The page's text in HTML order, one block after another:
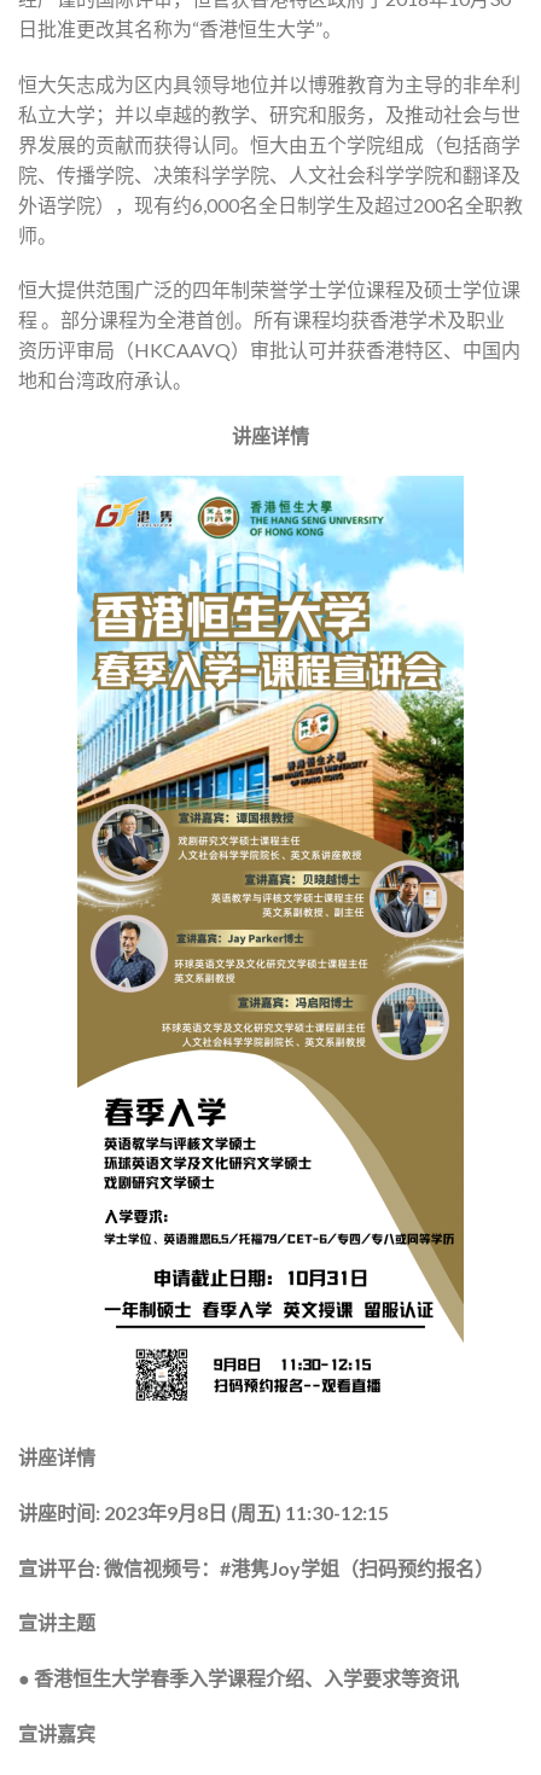
日批准更改其名称为“香港恒生大学”。
恒大矢志成为区内具领导地位并以博雅教育为主导的非牟利
私立大学；并以卓越的教学、研究和服务，及推动社会与世
界发展的贡献而获得认同。恒大由五个学院组成（包括商学
院、传播学院、决策科学学院、人文社会科学学院和翻译及
外语学院），现有约6,000名全日制学生及超过200名全职教
师。
恒大提供范围广泛的四年制荣誉学士学位课程及硕士学位课
程 。部分课程为全港首创。所有课程均获香港学术及职业
资历评审局（HKCAAVQ）审批认可并获香港特区、中国内
地和台湾政府承认。
讲座详情
讲座详情
讲座时间: 2023年9月8日 (周五) 11:30-12:15
宣讲平台:微信视频号：#港隽Joy学姐（扫码预约报名）
宣讲主题
● 香港恒生大学春季入学课程介绍、入学要求等资讯
宣讲嘉宾